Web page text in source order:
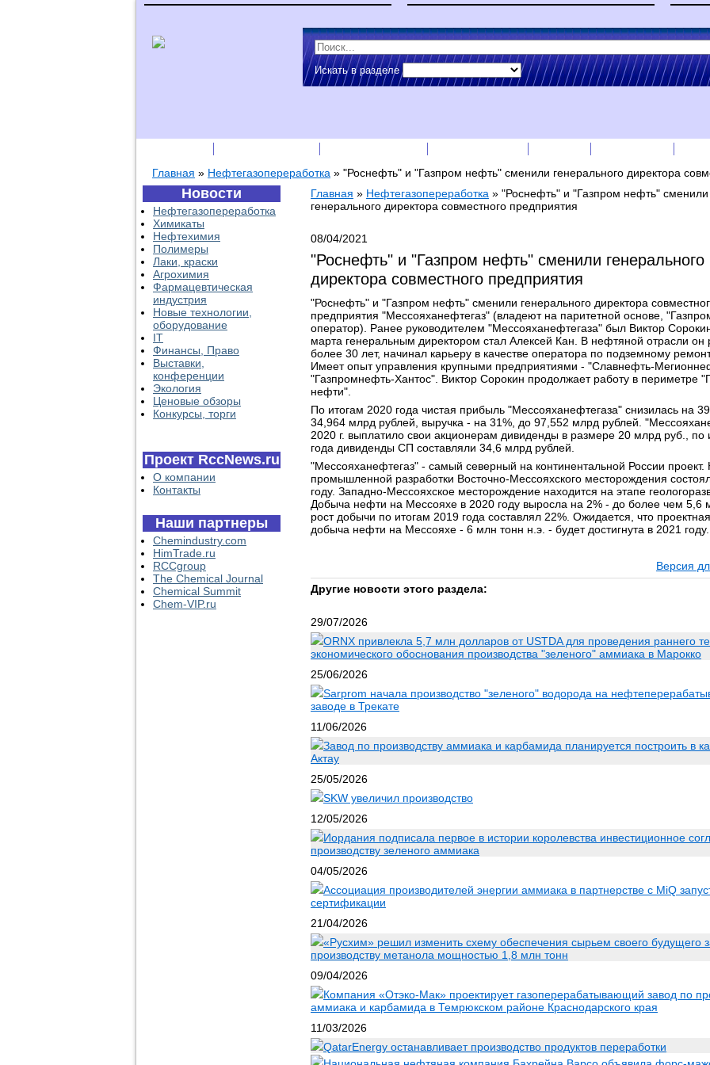
Искать в разделе
Главная » Нефтегазопереработка » "Роснефть" и "Газпром нефть" сменили генерального директора
Новости
Нефтегазопереработка
Химикаты
Нефтехимия
Полимеры
Лаки, краски
Агрохимия
Фармацевтическая
индустрия
Новые технологии,
оборудование
IT
Финансы, Право
Выставки,
конференции
Экология
Ценовые обзоры
Конкурсы, торги
Проект RccNews.ru
О компании
Контакты
Наши партнеры
Chemindustry.com
HimTrade.ru
RCCgroup
The Chemical Journal
Chemical Summit
Chem-VIP.ru
Главная » Нефтегазопереработка » "Роснефть" и "Газпром нефть" сменили
генерального директора совместного предприятия
08/04/2021
"Роснефть" и "Газпром нефть" сменили генерального
директора совместного предприятия
"Роснефть" и "Газпром нефть" сменили генерального директора
предприятия "Мессояханефтегаз" (владеют на паритетной основе,
оператор). Ранее руководителем "Мессояханефтегаза" был Виктор
марта генеральным директором стал Алексей Кан. В нефтяной отрасли он
более 30 лет, начинал карьеру в качестве оператора по подземному
Имеет опыт управления крупными предприятиями - "Славнефть-
"Газпромнефть-Хантос". Виктор Сорокин продолжает работу в периметре
нефти".
По итогам 2020 года чистая прибыль "Мессояханефтегаза" снизилась на
34,964 млрд рублей, выручка - на 31%, до 97,552 млрд рублей.
2020 г. выплатило свои акционерам дивиденды в размере 20 млрд руб., по
года дивиденды СП составляли 34,6 млрд рублей.
"Мессояханефтегаз" - самый северный на континентальной России проект.
промышленной разработки Восточно-Мессояхского месторождения
году. Западно-Мессояхское месторождение находится на этапе
Добыча нефти на Мессояхе в 2020 году выросла на 2% - до более чем 5,6
рост добычи по итогам 2019 года составлял 22%. Ожидается, что
добыча нефти на Мессояхе - 6 млн тонн н.э. - будет достигнута в 2021 году.
Версия
Другие новости этого раздела:
29/07/2026
ORNX привлекла 5,7 млн долларов от USTDA для проведения раннего
экономического обоснования производства "зеленого" аммиака в Марокко
25/06/2026
Sarprom начала производство "зеленого" водорода на
заводе в Трекате
11/06/2026
Завод по производству аммиака и карбамида планируется построить в
Актау
25/05/2026
SKW увеличил производство
12/05/2026
Иордания подписала первое в истории королевства инвестиционное
производству зеленого аммиака
04/05/2026
Ассоциация производителей энергии аммиака в партнерстве с MiQ
сертификации
21/04/2026
«Русхим» решил изменить схему обеспечения сырьем своего будущего
производству метанола мощностью 1,8 млн тонн
09/04/2026
Компания «Отэко-Мак» проектирует газоперерабатывающий завод по
аммиака и карбамида в Темрюкском районе Краснодарского края
11/03/2026
QatarEnergy останавливает производство продуктов переработки